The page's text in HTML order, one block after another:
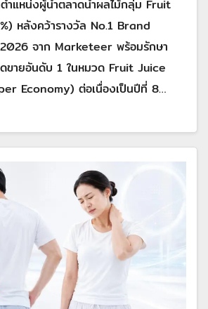
แหน่งผู้นำตลาดน้ำผลไม้กลุ่ม Fruit
หลังคว้ารางวัล No.1 Brand
จาก Marketeer พร้อมรักษา
ขายอันดับ 1 ในหมวด Fruit Juice
Economy) ต่อเนื่องเป็นปีที่ 8…